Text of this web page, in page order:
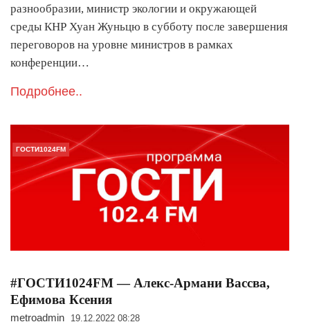
разнообразии, министр экологии и окружающей
среды КНР Хуан Жуньцю в субботу после завершения
переговоров на уровне министров в рамках
конференции…
Подробнее..
ГОСТИ1024FM
#ГОСТИ1024FM — Алекс-Армани Вассва,
Ефимова Ксения
metroadmin 19.12.2022 08:28